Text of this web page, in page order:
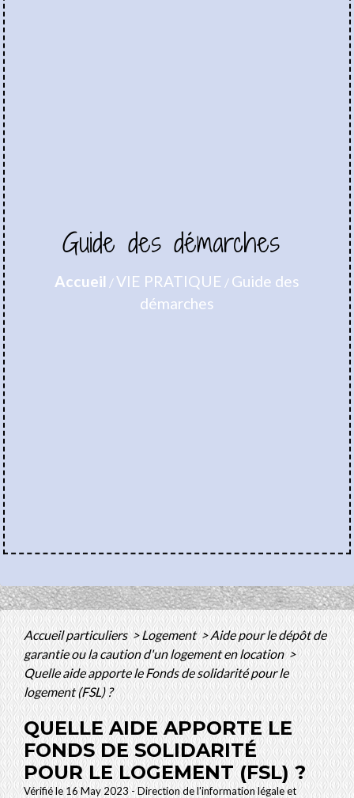
Guide des démarches
Accueil /VIE PRATIQUE / Guide des
démarches
Accueil particuliers>Logement>Aide pour le dépôt de
garantie ou la caution d'un logement en location>
Quelle aide apporte le Fonds de solidarité pour le
logement (FSL) ?
QUELLE AIDE APPORTE LE
FONDS DE SOLIDARITÉ
POUR LE LOGEMENT (FSL) ?
Vérifié le 16 May 2023 - Direction de l'information légale et